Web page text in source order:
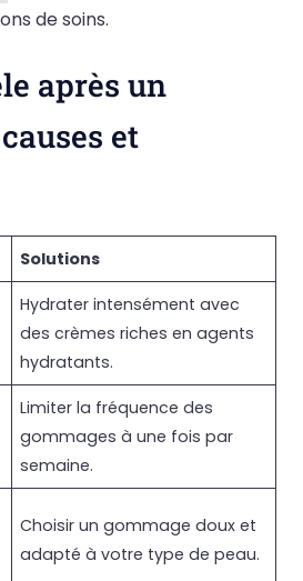
de soins.
après un
et
Solutions
Hydrater intensément avec
des crèmes riches en agents
hydratants.
Limiter la fréquence des
gommages à une fois par
semaine.
Choisir un gommage doux et
adapté à votre type de peau.